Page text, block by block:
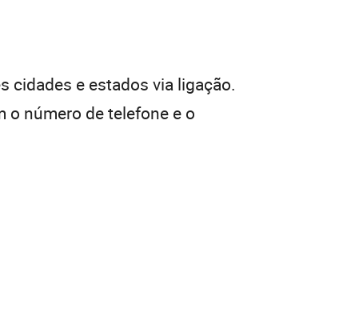
cidades e estados via ligação.
o número de telefone e o